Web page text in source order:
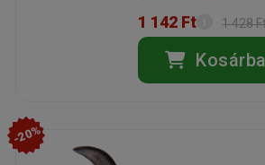
1 142 Ft 1 428
Kosárba
-20%